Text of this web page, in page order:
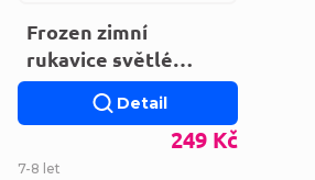
Frozen zimní
rukavice světlé
fialové FR-
A_GLOVES-236
249 Kč
Detail
7-8 let